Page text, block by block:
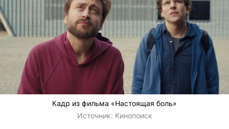
Кадр из фильма «Настоящая боль»
Источник: Кинопоиск